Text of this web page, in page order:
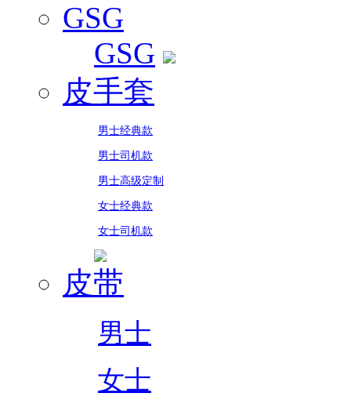
GSG
GSG
皮手套
男士经典款
男士司机款
男士高级定制
女士经典款
女士司机款
皮带
男士
女士